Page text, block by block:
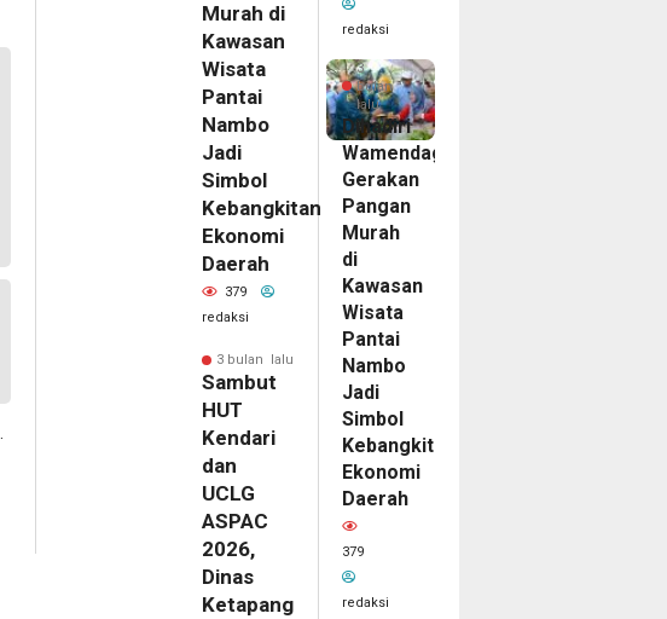
Murah di
Kawasan
Wisata
Pantai
Nambo
Jadi
Simbol
Kebangkitan
Ekonomi
Daerah
379
redaksi
3 bulan lalu
Sambut
HUT
Kendari
dan
UCLG
ASPAC
2026,
Dinas
Ketapang
redaksi
3
bulan
lalu
Dihadiri
Wamendagri,
Gerakan
Pangan
Murah
di
Kawasan
Wisata
Pantai
Nambo
Jadi
Simbol
Kebangkitan
Ekonomi
Daerah
379
redaksi